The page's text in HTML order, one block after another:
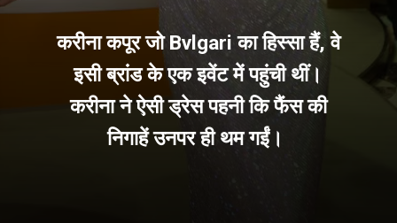
करीना कपूर जो Bvlgari का हिस्सा हैं, वे
इसी ब्रांड के एक इवेंट में पहुंची थीं।
करीना ने ऐसी ड्रेस पहनी कि फैंस की
निगाहें उनपर ही थम गईं।